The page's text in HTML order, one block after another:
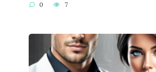
0 7